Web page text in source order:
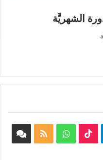
الشهريَّة
‫TikTokواتسابملخص